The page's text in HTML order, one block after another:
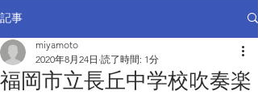
記事
福岡市立長丘中学校吹奏楽
miyamoto
2020年8月24日 読了時間: 1分